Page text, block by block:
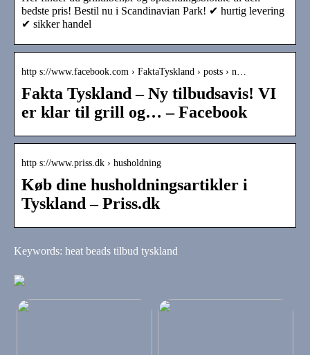
bedste pris! Bestil nu i Scandinavian Park! ✔ hurtig levering
✔ sikker handel
http s://www.facebook.com › FaktaTyskland › posts › n…
Fakta Tyskland – Ny tilbudsavis! VI
er klar til grill og… – Facebook
http s://www.priss.dk › husholdning
Køb dine husholdningsartikler i
Tyskland – Priss.dk
Keywords: heat beads tilbud tyskland